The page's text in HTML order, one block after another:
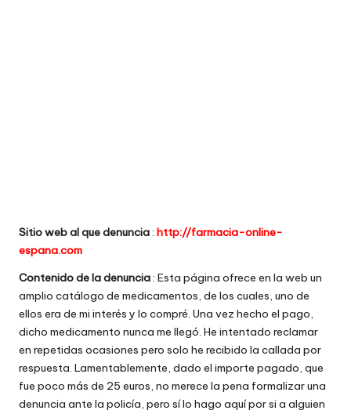
w
e
b
s
Sitio web al que denuncia: http://farmacia-online-
espana.com
Contenido de la denuncia: Esta página ofrece en la web un
amplio catálogo de medicamentos, de los cuales, uno de
ellos era de mi interés y lo compré. Una vez hecho el pago,
dicho medicamento nunca me llegó. He intentado reclamar
en repetidas ocasiones pero solo he recibido la callada por
respuesta. Lamentablemente, dado el importe pagado, que
fue poco más de 25 euros, no merece la pena formalizar una
denuncia ante la policía, pero sí lo hago aquí por si a alguien